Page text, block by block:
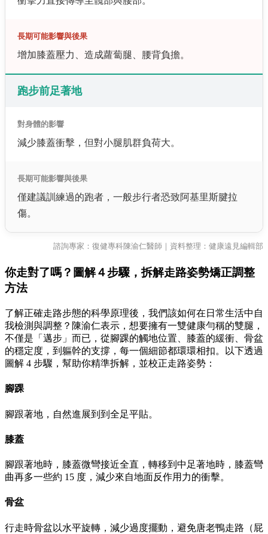
長期可能影響與後果
增加膝蓋壓力、造成蘿蔔腿、腰背負擔。
跑步前足著地
對身體的影響
減少膝蓋衝擊，但對小腿肌群負荷大。
長期可能影響與後果
僅建議訓練過的跑者，一般步行者恐致阿基里斯腱拉
傷。
諮詢專家：復健專科陳渝仁醫師｜資料整理：健康遠見編輯部
你走對了嗎？圖解４步驟，拆解走路姿勢矯正調整
方法
了解正確走路步態的科學原理後，我們該如何在日常生活中自
我檢測與調整？陳渝仁表示，想要擁有一雙健康勻稱的雙腿，
不僅是「邁步」而已，從腳踝的觸地位置、膝蓋的緩衝、骨盆
的穩定度，到軀幹的支撐，每一個細節都環環相扣。以下透過
圖解 4 步驟，幫助你精準拆解，並校正走路姿勢：
腳踝
腳跟著地，自然進展到到全足平貼。
膝蓋
腳跟著地時，膝蓋微彎接近全直，轉移到中足著地時，膝蓋彎
曲再多一些約 15 度，減少來自地面反作用力的衝擊。
骨盆
行走時骨盆以水平旋轉，減少過度擺動，避免唐老鴨走路（屁